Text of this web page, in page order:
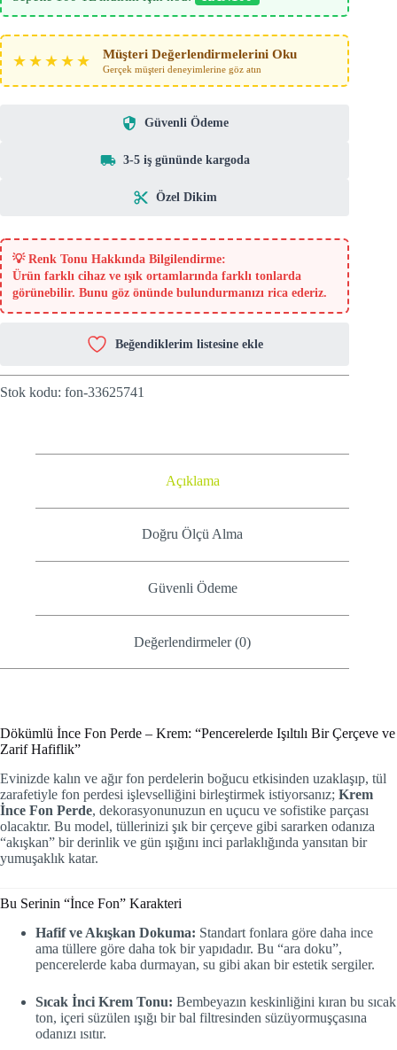
★★★★★ Müşteri Değerlendirmelerini Oku
Gerçek müşteri deneyimlerine göz atın
Güvenli Ödeme
3-5 iş gününde kargoda
Özel Dikim
💡 Renk Tonu Hakkında Bilgilendirme:
Ürün farklı cihaz ve ışık ortamlarında farklı tonlarda
görünebilir. Bunu göz önünde bulundurmanızı rica ederiz.
Beğendiklerim listesine ekle
Stok kodu: fon-33625741
Açıklama
Doğru Ölçü Alma
Güvenli Ödeme
Değerlendirmeler (0)
Dökümlü İnce Fon Perde – Krem: “Pencerelerde Işıltılı Bir Çerçeve ve
Zarif Hafiflik”
Evinizde kalın ve ağır fon perdelerin boğucu etkisinden uzaklaşıp, tül
zarafetiyle fon perdesi işlevselliğini birleştirmek istiyorsanız; Krem
İnce Fon Perde, dekorasyonunuzun en uçucu ve sofistike parçası
olacaktır. Bu model, tüllerinizi şık bir çerçeve gibi sararken odanıza
“akışkan” bir derinlik ve gün ışığını inci parlaklığında yansıtan bir
yumuşaklık katar.
Bu Serinin “İnce Fon” Karakteri
Hafif ve Akışkan Dokuma: Standart fonlara göre daha ince
ama tüllere göre daha tok bir yapıdadır. Bu “ara doku”,
pencerelerde kaba durmayan, su gibi akan bir estetik sergiler.
Sıcak İnci Krem Tonu: Bembeyazın keskinliğini kıran bu sıcak
ton, içeri süzülen ışığı bir bal filtresinden süzüyormuşçasına
odanızı ısıtır.